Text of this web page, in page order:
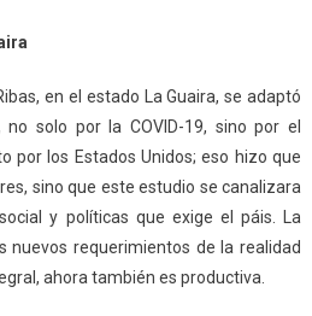
en el estado La Guaira, se adaptó
solo por la COVID-19, sino por el
por los Estados Unidos; eso hizo que
sino que este estudio se canalizara
y políticas que exige el páis. La
nuevos requerimientos de la realidad
ahora también es productiva.